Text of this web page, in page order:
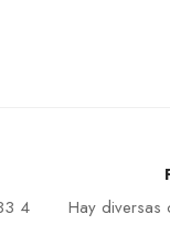
4
Hay